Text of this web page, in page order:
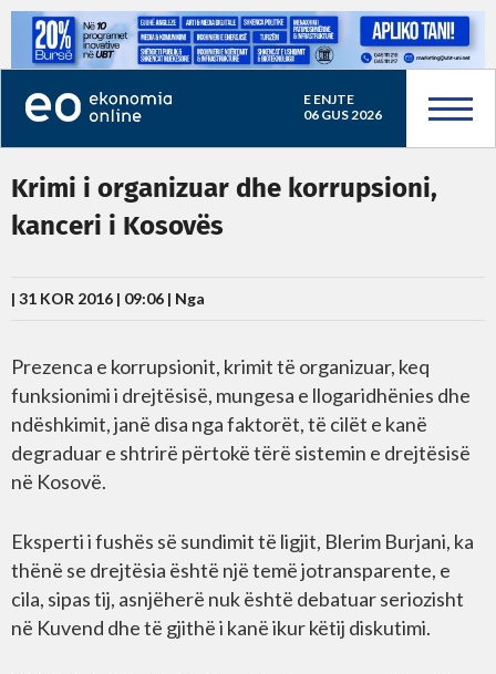
E ENJTE
06 GUS 2026
Krimi i organizuar dhe korrupsioni,
kanceri i Kosovës
| 31 KOR 2016 | 09:06 | Nga
Prezenca e korrupsionit, krimit të organizuar, keq
funksionimi i drejtësisë, mungesa e llogaridhënies dhe
ndëshkimit, janë disa nga faktorët, të cilët e kanë
degraduar e shtrirë përtokë tërë sistemin e drejtësisë
në Kosovë.
Eksperti i fushës së sundimit të ligjit, Blerim Burjani, ka
thënë se drejtësia është një temë jotransparente, e
cila, sipas tij, asnjëherë nuk është debatuar seriozisht
në Kuvend dhe të gjithë i kanë ikur këtij diskutimi.